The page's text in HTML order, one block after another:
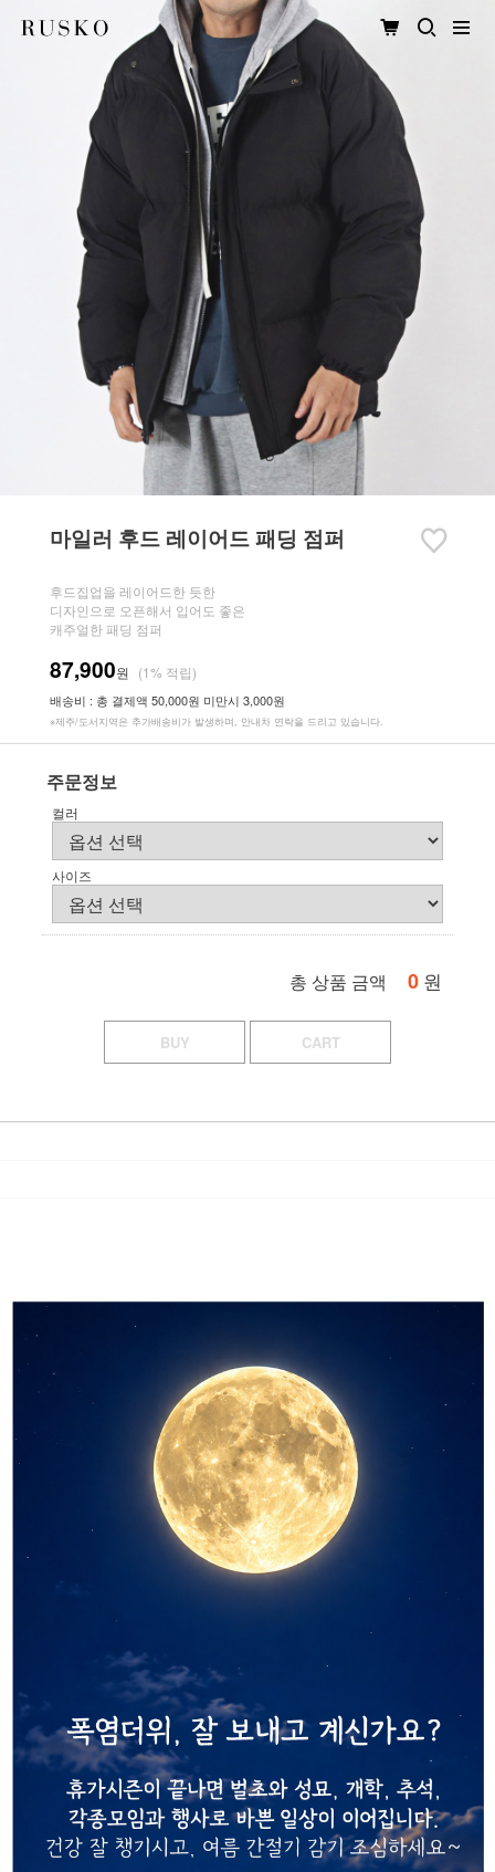
마일러 후드 레이어드 패딩 점퍼
후드집업을 레이어드한 듯한
디자인으로 오픈해서 입어도 좋은
캐주얼한 패딩 점퍼
87,900원 (1% 적립)
배송비 : 총 결제액 50,000원 미만시 3,000원
※제주/도서지역은 추가배송비가 발생하며, 안내차 연락을 드리고 있습니다.
주문정보
컬러
사이즈
총 상품 금액 0 원
BUY CART